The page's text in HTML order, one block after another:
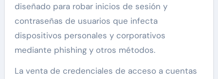
diseñado para robar inicios de sesión y
contraseñas de usuarios que infecta
dispositivos personales y corporativos
mediante phishing y otros métodos.
La venta de credenciales de acceso a cuentas